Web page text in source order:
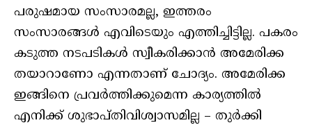
പരുഷമായ സംസാരമല്ല, ഇത്തരം
സംസാരങ്ങള്‍ എവിടെയും എത്തിച്ചിട്ടില്ല. പകരം
കടുത്ത നടപടികള്‍ സ്വീകരിക്കാന്‍ അമേരിക്ക
തയാറാണോ എന്നതാണ് ചോദ്യം. അമേരിക്ക
ഇങ്ങിനെ പ്രവര്‍ത്തിക്കുമെന്ന കാര്യത്തില്‍
എനിക്ക് ശുഭാപ്തിവിശ്വാസമില്ല – തുര്‍ക്കി